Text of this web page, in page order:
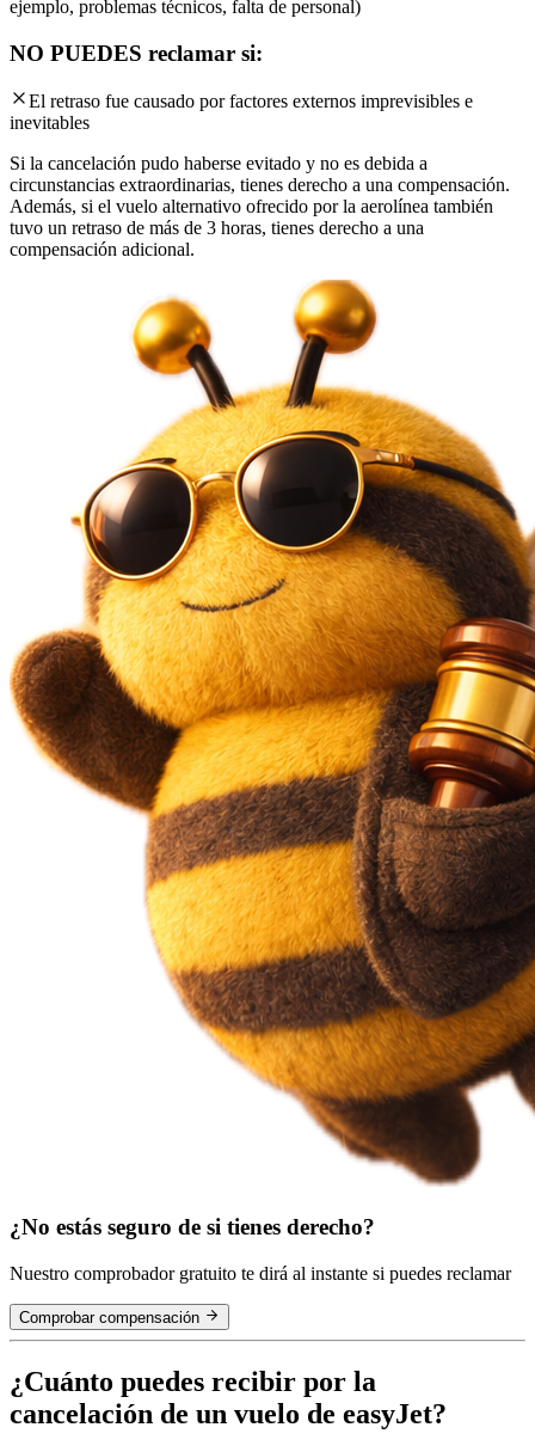
ejemplo, problemas técnicos, falta de personal)
NO PUEDES reclamar si:
El retraso fue causado por factores externos imprevisibles e
inevitables
Si la cancelación pudo haberse evitado y no es debida a
circunstancias extraordinarias, tienes derecho a una compensación.
Además, si el vuelo alternativo ofrecido por la aerolínea también
tuvo un retraso de más de 3 horas, tienes derecho a una
compensación adicional.
¿No estás seguro de si tienes derecho?
Nuestro comprobador gratuito te dirá al instante si puedes reclamar
Comprobar compensación
¿Cuánto puedes recibir por la
cancelación de un vuelo de easyJet?